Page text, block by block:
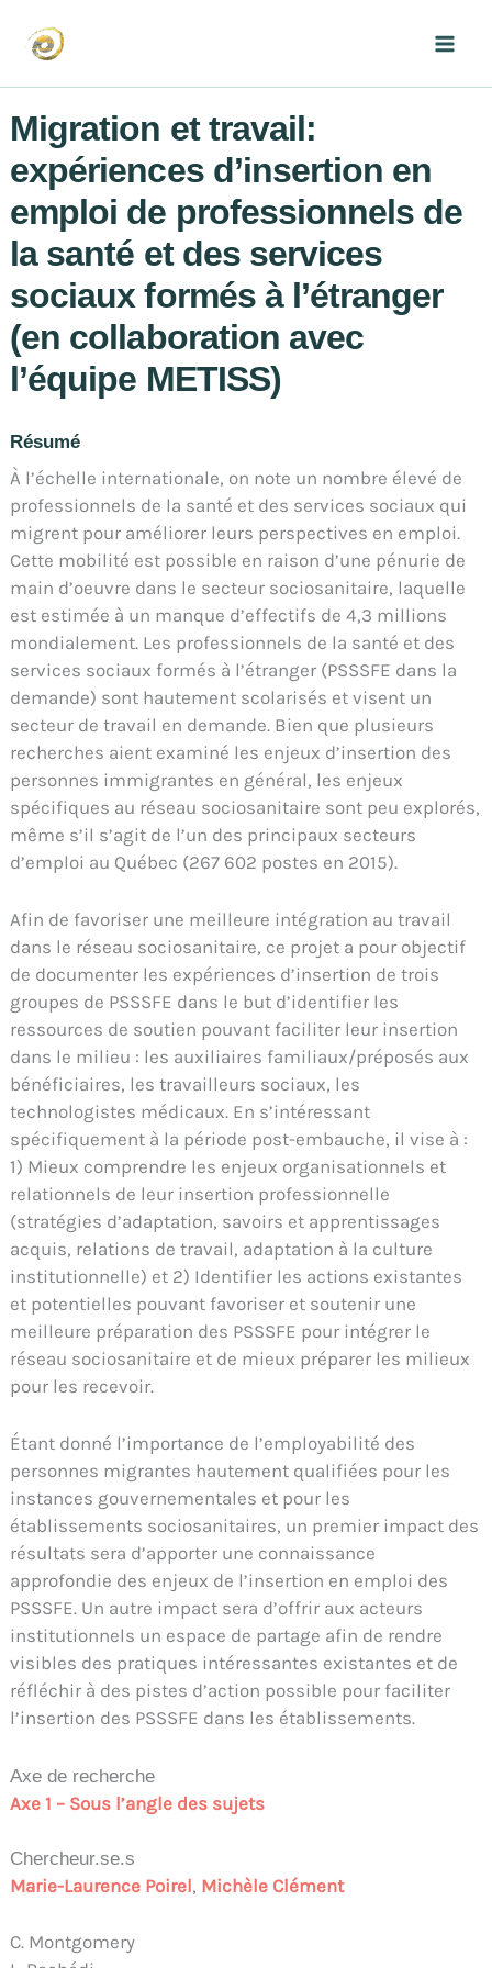
contenu
Migration et travail:
expériences d’insertion en
emploi de professionnels de
la santé et des services
sociaux formés à l’étranger
(en collaboration avec
l’équipe METISS)
Résumé
À l’échelle internationale, on note un nombre élevé de
professionnels de la santé et des services sociaux qui
migrent pour améliorer leurs perspectives en emploi.
Cette mobilité est possible en raison d’une pénurie de
main d’oeuvre dans le secteur sociosanitaire, laquelle
est estimée à un manque d’effectifs de 4,3 millions
mondialement. Les professionnels de la santé et des
services sociaux formés à l’étranger (PSSSFE dans la
demande) sont hautement scolarisés et visent un
secteur de travail en demande. Bien que plusieurs
recherches aient examiné les enjeux d’insertion des
personnes immigrantes en général, les enjeux
spécifiques au réseau sociosanitaire sont peu explorés,
même s’il s’agit de l’un des principaux secteurs
d’emploi au Québec (267 602 postes en 2015).
Afin de favoriser une meilleure intégration au travail
dans le réseau sociosanitaire, ce projet a pour objectif
de documenter les expériences d’insertion de trois
groupes de PSSSFE dans le but d’identifier les
ressources de soutien pouvant faciliter leur insertion
dans le milieu : les auxiliaires familiaux/préposés aux
bénéficiaires, les travailleurs sociaux, les
technologistes médicaux. En s’intéressant
spécifiquement à la période post-embauche, il vise à :
1) Mieux comprendre les enjeux organisationnels et
relationnels de leur insertion professionnelle
(stratégies d’adaptation, savoirs et apprentissages
acquis, relations de travail, adaptation à la culture
institutionnelle) et 2) Identifier les actions existantes
et potentielles pouvant favoriser et soutenir une
meilleure préparation des PSSSFE pour intégrer le
réseau sociosanitaire et de mieux préparer les milieux
pour les recevoir.
Étant donné l’importance de l’employabilité des
personnes migrantes hautement qualifiées pour les
instances gouvernementales et pour les
établissements sociosanitaires, un premier impact des
résultats sera d’apporter une connaissance
approfondie des enjeux de l’insertion en emploi des
PSSSFE. Un autre impact sera d’offrir aux acteurs
institutionnels un espace de partage afin de rendre
visibles des pratiques intéressantes existantes et de
réfléchir à des pistes d’action possible pour faciliter
l’insertion des PSSSFE dans les établissements.
Axe de recherche
Axe 1 – Sous l’angle des sujets
Chercheur.se.s
Marie-Laurence Poirel, Michèle Clément
C. Montgomery